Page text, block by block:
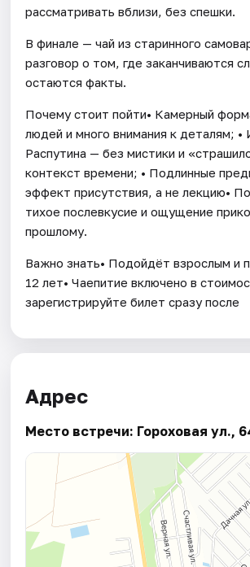
рассматривать вблизи, без спешки.
В финале — чай из старинного
разговор о том, где заканчиваются
остаются факты.
Почему стоит пойти• Камерный
людей и много внимания к деталям; •
Распутина — без мистики и
контекст времени; • Подлинные
эффект присутствия, а не лекцию•
тихое послевкусие и ощущение
прошлому.
Важно знать• Подойдёт взрослым и
12 лет• Чаепитие включено в
зарегистрируйте билет сразу после
Адрес
Место встречи: Гороховая ул.,